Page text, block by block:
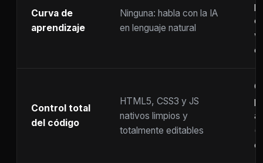
Curva de
aprendizaje
Ninguna: habla con la IA
en lenguaje natural
Control total
del código
HTML5, CSS3 y JS
nativos limpios y
totalmente editables